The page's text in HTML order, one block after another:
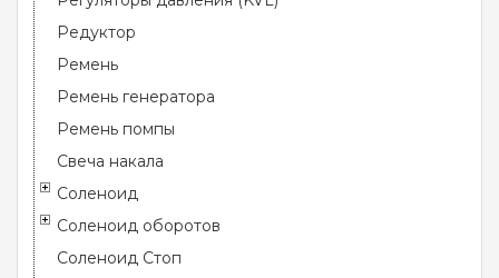
Редуктор
Ремень
Ремень генератора
Ремень помпы
Свеча накала
Соленоид
Соленоид оборотов
Соленоид Стоп